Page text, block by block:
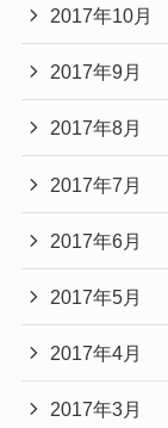
2017年10月
2017年9月
2017年8月
2017年7月
2017年6月
2017年5月
2017年4月
2017年3月